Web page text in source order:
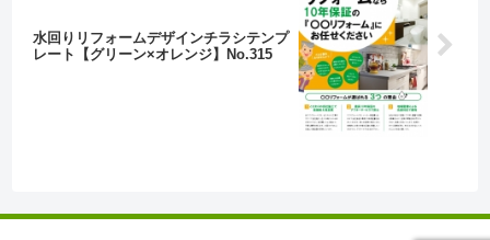
水回りリフォームデザインチラシテンプ
レート【グリーン×オレンジ】No.315